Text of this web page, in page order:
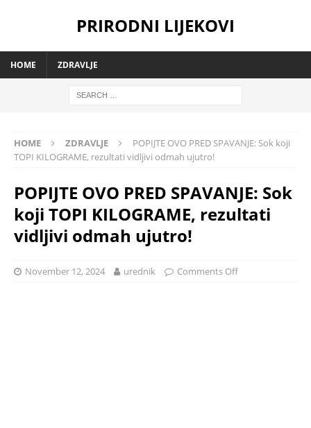
PRIRODNI LIJEKOVI
HOME ZDRAVLJE
HOME ZDRAVLJE
POPIJTE OVO PRED SPAVANJE: Sok koji
TOPI KILOGRAME, rezultati vidljivi odmah ujutro!
POPIJTE OVO PRED SPAVANJE: Sok
koji TOPI KILOGRAME, rezultati
vidljivi odmah ujutro!
November 12, 2024 urednik Comments Off